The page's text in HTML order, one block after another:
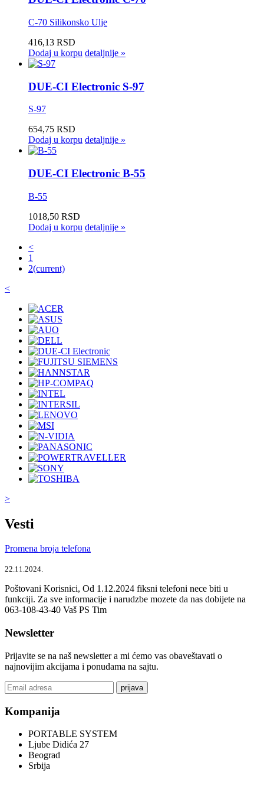
C-70 Silikonsko Ulje
416,13 RSD
Dodaj u korpu detaljnije »
DUE-CI Electronic S-97
S-97
654,75 RSD
Dodaj u korpu detaljnije »
DUE-CI Electronic B-55
B-55
1018,50 RSD
Dodaj u korpu detaljnije »
<
1
2(current)
<
>
Vesti
Promena broja telefona
22.11.2024.
Poštovani Korisnici, Od 1.12.2024 fiksni telefoni nece biti u
funkciji. Za sve informacije i narudzbe mozete da nas dobijete na
063-108-43-40 Vaš PS Tim
Newsletter
Prijavite se na naš newsletter a mi ćemo vas obaveštavati o
najnovijim akcijama i ponudama na sajtu.
prijava
Kompanija
PORTABLE SYSTEM
Ljube Didića 27
Beograd
Srbija